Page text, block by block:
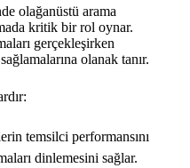
olağanüstü arama
kritik bir rol oynar.
gerçekleşirken
olanak tanır.
temsilci performansını
dinlemesini sağlar.